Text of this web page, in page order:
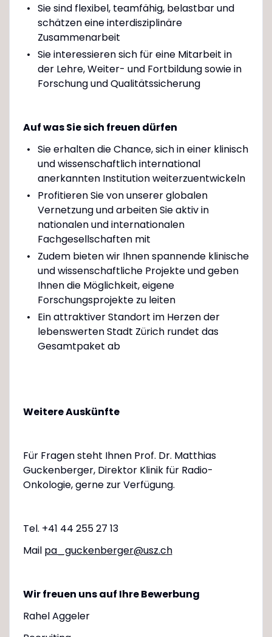
Sie sind flexibel, teamfähig, belastbar und
schätzen eine interdisziplinäre
Zusammenarbeit
Sie interessieren sich für eine Mitarbeit in
der Lehre, Weiter- und Fortbildung sowie in
Forschung und Qualitätssicherung
Auf was Sie sich freuen dürfen
Sie erhalten die Chance, sich in einer klinisch
und wissenschaftlich international
anerkannten Institution weiterzuentwickeln
Profitieren Sie von unserer globalen
Vernetzung und arbeiten Sie aktiv in
nationalen und internationalen
Fachgesellschaften mit
Zudem bieten wir Ihnen spannende klinische
und wissenschaftliche Projekte und geben
Ihnen die Möglichkeit, eigene
Forschungsprojekte zu leiten
Ein attraktiver Standort im Herzen der
lebenswerten Stadt Zürich rundet das
Gesamtpaket ab
Weitere Auskünfte
Für Fragen steht Ihnen Prof. Dr. Matthias
Guckenberger, Direktor Klinik für Radio-
Onkologie, gerne zur Verfügung.
Tel. +41 44 255 27 13
Mail pa_guckenberger@usz.ch
Wir freuen uns auf Ihre Bewerbung
Rahel Aggeler